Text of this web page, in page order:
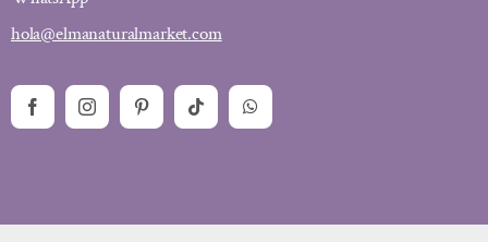
hola@elmanaturalmarket.com